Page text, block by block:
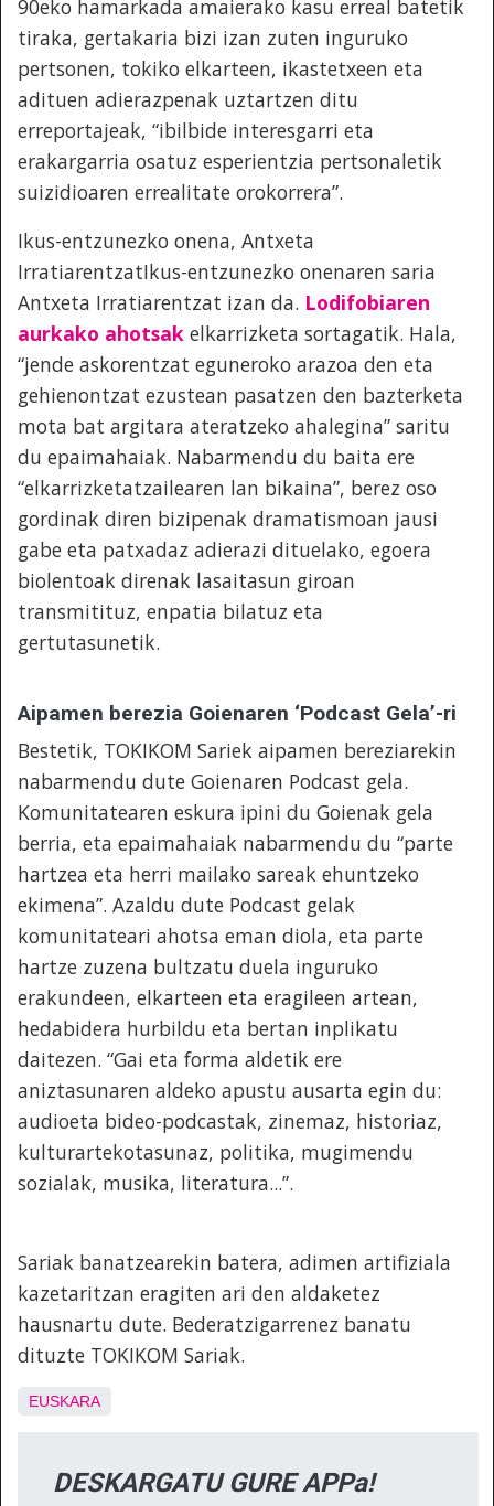
90eko hamarkada amaierako kasu erreal batetik
tiraka, gertakaria bizi izan zuten inguruko
pertsonen, tokiko elkarteen, ikastetxeen eta
adituen adierazpenak uztartzen ditu
erreportajeak, “ibilbide interesgarri eta
erakargarria osatuz esperientzia pertsonaletik
suizidioaren errealitate orokorrera”.
Ikus-entzunezko onena, Antxeta
IrratiarentzatIkus-entzunezko onenaren saria
Antxeta Irratiarentzat izan da. Lodifobiaren
aurkako ahotsak elkarrizketa sortagatik. Hala,
“jende askorentzat eguneroko arazoa den eta
gehienontzat ezustean pasatzen den bazterketa
mota bat argitara ateratzeko ahalegina” saritu
du epaimahaiak. Nabarmendu du baita ere
“elkarrizketatzailearen lan bikaina”, berez oso
gordinak diren bizipenak dramatismoan jausi
gabe eta patxadaz adierazi dituelako, egoera
biolentoak direnak lasaitasun giroan
transmitituz, enpatia bilatuz eta
gertutasunetik.
Aipamen berezia Goienaren ‘Podcast Gela’-ri
Bestetik, TOKIKOM Sariek aipamen bereziarekin
nabarmendu dute Goienaren Podcast gela.
Komunitatearen eskura ipini du Goienak gela
berria, eta epaimahaiak nabarmendu du “parte
hartzea eta herri mailako sareak ehuntzeko
ekimena”. Azaldu dute Podcast gelak
komunitateari ahotsa eman diola, eta parte
hartze zuzena bultzatu duela inguruko
erakundeen, elkarteen eta eragileen artean,
hedabidera hurbildu eta bertan inplikatu
daitezen. “Gai eta forma aldetik ere
aniztasunaren aldeko apustu ausarta egin du:
audioeta bideo-podcastak, zinemaz, historiaz,
kulturartekotasunaz, politika, mugimendu
sozialak, musika, literatura...”.
Sariak banatzearekin batera, adimen artifiziala
kazetaritzan eragiten ari den aldaketez
hausnartu dute. Bederatzigarrenez banatu
dituzte TOKIKOM Sariak.
EUSKARA
DESKARGATU GURE APPa!